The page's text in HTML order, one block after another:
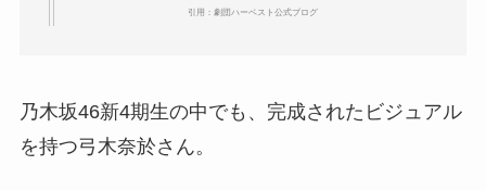
引用：劇団ハーベスト公式ブログ
乃木坂46新4期生の中でも、完成されたビジュアル
を持つ弓木奈於さん。